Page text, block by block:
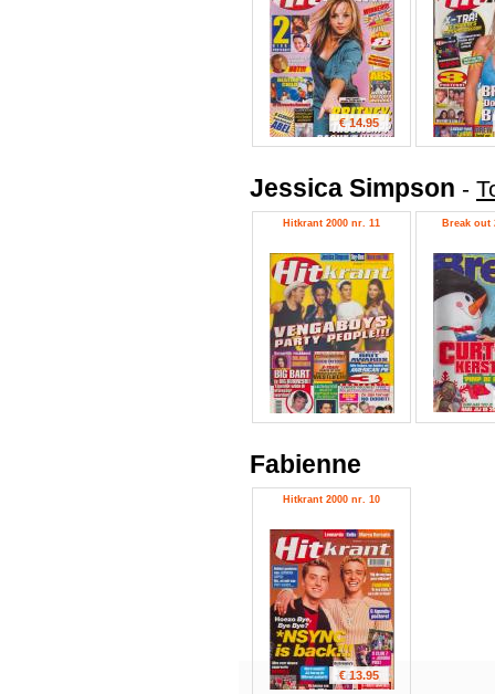
€ 14.95
Jessica Simpson -
Hitkrant 2000 nr. 11 Break out
Fabienne
Hitkrant 2000 nr. 10
€ 13.95